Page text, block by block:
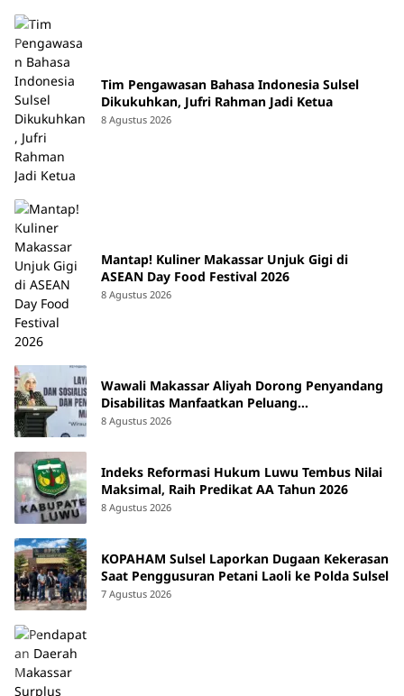
Tim Pengawasan Bahasa Indonesia Sulsel
Dikukuhkan, Jufri Rahman Jadi Ketua
8 Agustus 2026
Mantap! Kuliner Makassar Unjuk Gigi di
ASEAN Day Food Festival 2026
8 Agustus 2026
Wawali Makassar Aliyah Dorong Penyandang
Disabilitas Manfaatkan Peluang
Kewirausahaan
8 Agustus 2026
Indeks Reformasi Hukum Luwu Tembus Nilai
Maksimal, Raih Predikat AA Tahun 2026
8 Agustus 2026
KOPAHAM Sulsel Laporkan Dugaan Kekerasan
Saat Penggusuran Petani Laoli ke Polda Sulsel
7 Agustus 2026